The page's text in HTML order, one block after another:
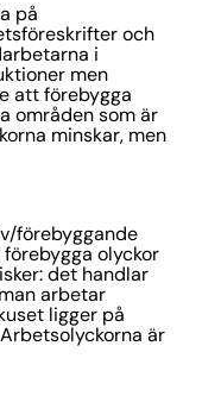
på
och
i
men
att förebygga
områden som är
minskar, men
förebyggande
olyckor
det handlar
arbetar
ligger på
är